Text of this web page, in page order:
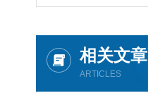
相关文章
ARTICLES